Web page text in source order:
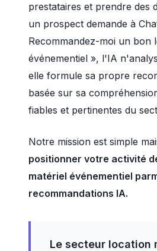
prestataires et prendre des
un prospect demande à
Recommandez-moi un bon
événementiel », l'IA
elle formule sa propre
basée sur sa
fiables et pertinentes du
Notre mission est simple
positionner votre activité
matériel événementiel
recommandations IA.
Le secteur location